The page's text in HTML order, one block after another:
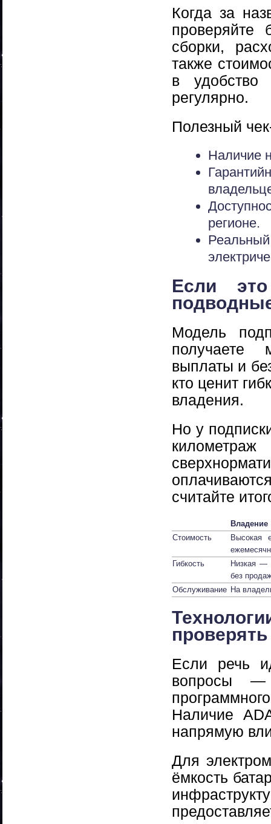
Когда за
проверяйте
сборки,
также
в удобство
регулярно.
Полезный
Наличие
регионе.
Если
Модель
получаете
выплаты и
кто ценит
владения.
Но у
считайте
Владение
Стоимость
Высокая
Гибкость
Низкая —
без
Обслуживание На
проверять
Если речь
вопросы —
Наличие
напрямую
Для
ёмкость